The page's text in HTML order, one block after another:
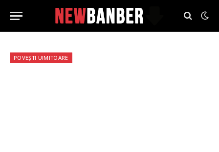
POVEȘTI UIMITOARE